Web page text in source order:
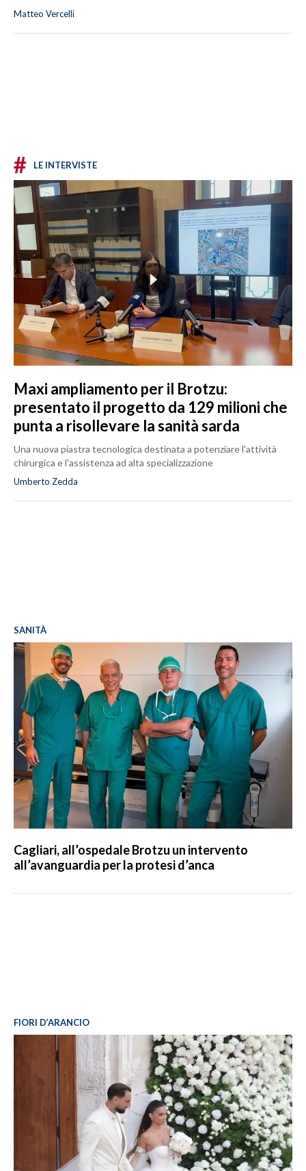
Matteo Vercelli
# LE INTERVISTE
Maxi ampliamento per il Brotzu:
presentato il progetto da 129 milioni che
punta a risollevare la sanità sarda
Una nuova piastra tecnologica destinata a potenziare l'attività
chirurgica e l'assistenza ad alta specializzazione
Umberto Zedda
SANITÀ
Cagliari, all’ospedale Brotzu un intervento
all’avanguardia per la protesi d’anca
FIORI D’ARANCIO